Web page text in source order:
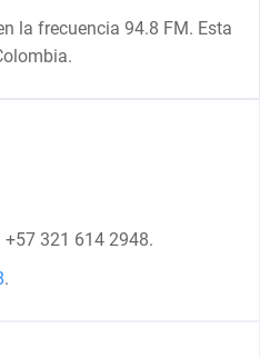
la frecuencia 94.8 FM. Esta
+57 321 614 2948.
.